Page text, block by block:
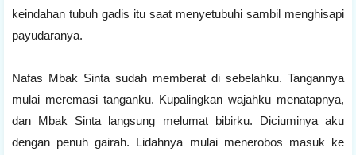
keindahan tubuh gadis itu saat menyetubuhi sambil menghisapi
payudaranya.
Nafas Mbak Sinta sudah memberat di sebelahku. Tangannya
mulai meremasi tanganku. Kupalingkan wajahku menatapnya,
dan Mbak Sinta langsung melumat bibirku. Diciuminya aku
dengan penuh gairah. Lidahnya mulai menerobos masuk ke